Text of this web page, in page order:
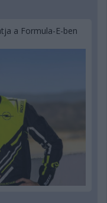
a Formula-E-ben